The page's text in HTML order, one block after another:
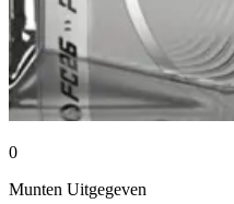
0
Munten Uitgegeven